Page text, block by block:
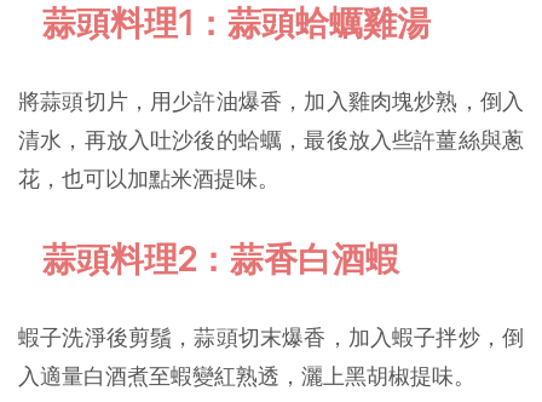
蒜頭料理1：蒜頭蛤蠣雞湯
將蒜頭切片，用少許油爆香，加入雞肉塊炒熟，倒入
清水，再放入吐沙後的蛤蠣，最後放入些許薑絲與蔥
花，也可以加點米酒提味。
蒜頭料理2：蒜香白酒蝦
蝦子洗淨後剪鬚，蒜頭切末爆香，加入蝦子拌炒，倒
入適量白酒煮至蝦變紅熟透，灑上黑胡椒提味。